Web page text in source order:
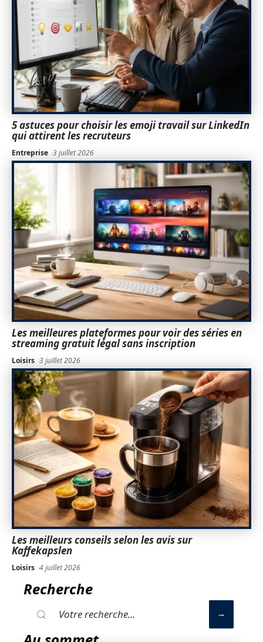
5 astuces pour choisir les emoji travail sur LinkedIn
qui attirent les recruteurs
Entreprise 3 juillet 2026
Les meilleures plateformes pour voir des séries en
streaming gratuit légal sans inscription
Loisirs 3 juillet 2026
Les meilleurs conseils selon les avis sur
Kaffekapslen
Loisirs 4 juillet 2026
Recherche